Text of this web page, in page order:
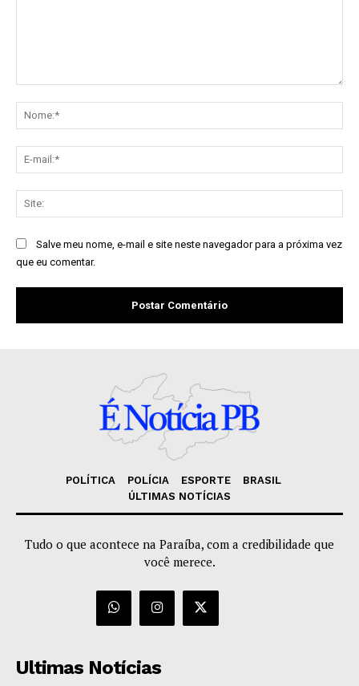
Salve meu nome, e-mail e site neste navegador para a próxima vez
que eu comentar.
POLÍTICA POLÍCIA ESPORTE
BRASIL
ÚLTIMAS NOTÍCIAS
Tudo o que acontece na Paraíba, com a credibilidade que
você merece.
Ultimas Notícias